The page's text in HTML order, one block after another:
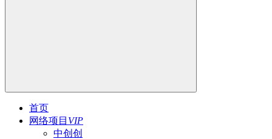
首页
网络项目 VIP
中创创